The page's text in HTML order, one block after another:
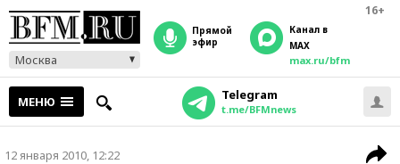
16+
Москва
прямой
эфир
Канал в
MAX
max.ru/bfm
МЕНЮ Telegram
t.me/BFMnews
12 января 2010, 12:22